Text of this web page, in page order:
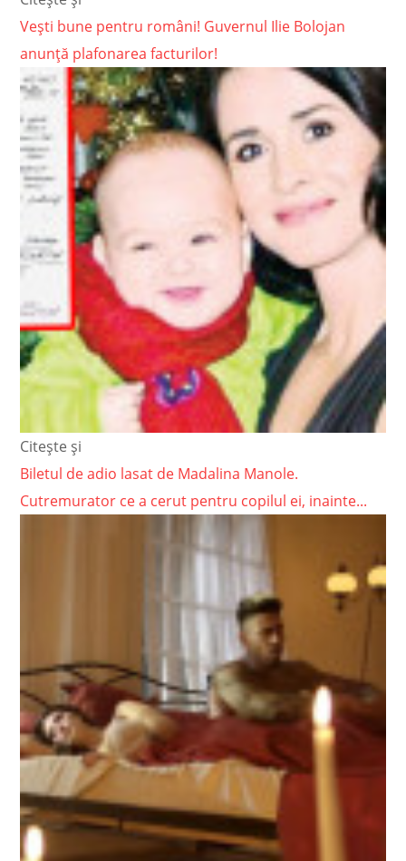
Vești bune pentru români! Guvernul Ilie Bolojan
anunță plafonarea facturilor!
Citește și
Biletul de adio lasat de Madalina Manole.
Cutremurator ce a cerut pentru copilul ei, inainte...